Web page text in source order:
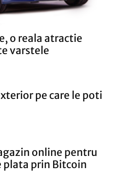
o reala atractie
varstele
pe care le poti
online pentru
plata prin Bitcoin